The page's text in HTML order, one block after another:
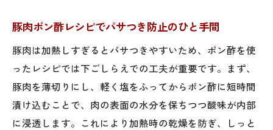
豚肉ポン酢レシピでパサつき防止のひと手間
豚肉は加熱しすぎるとパサつきやすいため、ポン酢を使
ったレシピでは下ごしらえでの工夫が重要です。まず、
豚肉を薄切りにし、軽く塩をふってからポン酢に短時間
漬け込むことで、肉の表面の水分を保ちつつ酸味が内部
に浸透します。これにより加熱時の乾燥を防ぎ、しっと